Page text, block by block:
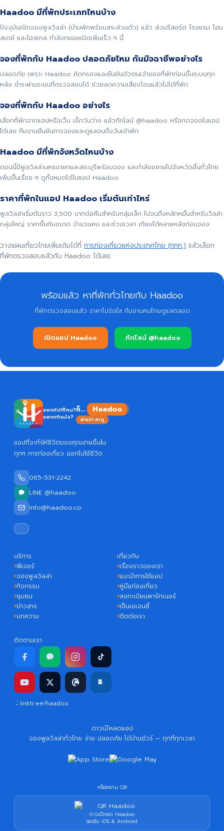
Haadoo มีที่พักประเภทไหนบ้าง
ปัจจุบันเปิดจองพูลวิลล่า (บ้านพักพร้อมสระส่วนตัว) แล้ว ส่วนรีสอร์ต โรงแรม โฮม
สเตย์ และโฮสเทล กำลังทยอยเปิดเพิ่มเร็ว ๆ นี้
จองที่พักกับ Haadoo ปลอดภัยไหม กันมิจฉาชีพอย่างไร
ปลอดภัย เพราะ Haadoo คัดกรองและยืนยันตัวตนเจ้าของที่พักก่อนขึ้นระบบทุก
หลัง ชำระผ่านระบบที่ตรวจสอบได้ ช่วยลดความเสี่ยงโอนแล้วไม่ได้ที่พัก
จองที่พักกับ Haadoo อย่างไร
เลือกที่พักจากแอปหรือเว็บ เช็กวันว่าง แล้วทักไลน์ @haadoo หรือกดจองในแอป
ได้เลย ทีมงานยืนยันการจองและดูแลจนถึงวันเข้าพัก
Haadoo มีที่พักจังหวัดไหนบ้าง
ตอนนี้มีพูลวิลล่านครนายกและสระบุรีพร้อมจอง และกำลังขยายไปจังหวัดอื่นทั่วไทย
เพิ่มขึ้นเรื่อย ๆ ดูทั้งหมดได้ในแอป Haadoo
ราคาที่พักในแอป Haadoo เริ่มต้นเท่าไหร่
พูลวิลล่าเริ่มต้นราว 3,500 บาทต่อคืนสำหรับกลุ่มเล็ก ไปจนถึงหลักหมื่นสำหรับวิลล่า
กลุ่มใหญ่ ราคาขึ้นกับขนาด จำนวนคน และช่วงเวลา เทียบได้หลายหลังก่อนจอง
วางแผนเที่ยวไทยเพิ่มเติมได้ที่ การท่องเที่ยวแห่งประเทศไทย (ททท.) แล้วเลือก
ที่พักตรวจสอบแล้วกับ Haadoo ได้เลย
พร้อมแล้ว หาที่พักทั่วไทยกับ Haadoo
ที่พักตรวจสอบแล้ว ราคาโปร่งใส ทีมงานคนไทยดูแลตลอด
เปิดแอป Haadoo ทักไลน์ @haadoo
อยากไปที่ไหน?
อยากทำอะไร?
ก็... Haadoo
อ่านว่า หาดู
แอปที่จะทำให้ชีวิตของคุณง่ายขึ้นใน
ทุกๆ การท่องเที่ยว ออกไปใช้ชีวิต
065-531-2242
LINE @haadoo
Info@haadoo.co
บริการ
ฟีเจอร์
จองพูลวิลล่า
กิจกรรม
ชุมชน
ข่าวสาร
บทความ
เกี่ยวกับ
เรื่องราวของเรา
แนะนำการใช้แอป
คู่มือท่องเที่ยว
ลงทะเบียนพาร์ทเนอร์
เป็นเอเจนซี่
ติดต่อเรา
ติดตามเรา
linktr.ee/haadoo
ดาวน์โหลดแอป
จองพูลวิลล่าทั่วไทย ง่าย ปลอดภัย ได้บ้านชัวร์ — ทุกที่ทุกเวลา
หรือสแกน QR
ดาวน์โหลด Haadoo
รองรับ iOS & Android